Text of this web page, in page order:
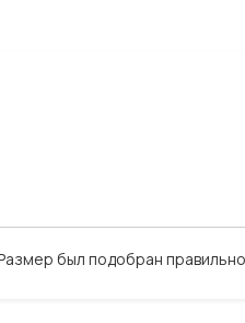
был подобран